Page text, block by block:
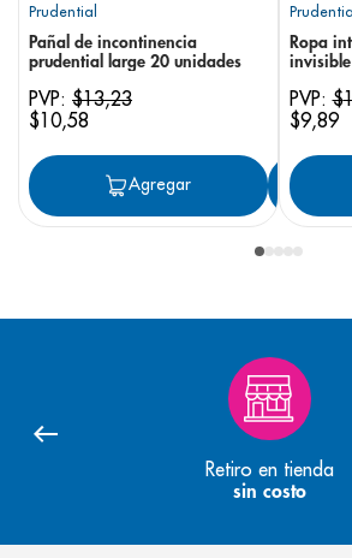
Prudential
Pañal de incontinencia
prudential large 20 unidades
PVP: $13,23
$10,58
Agregar
Prudential
Ropa
PVP:$
$9,89
Retiro en tienda
sin costo